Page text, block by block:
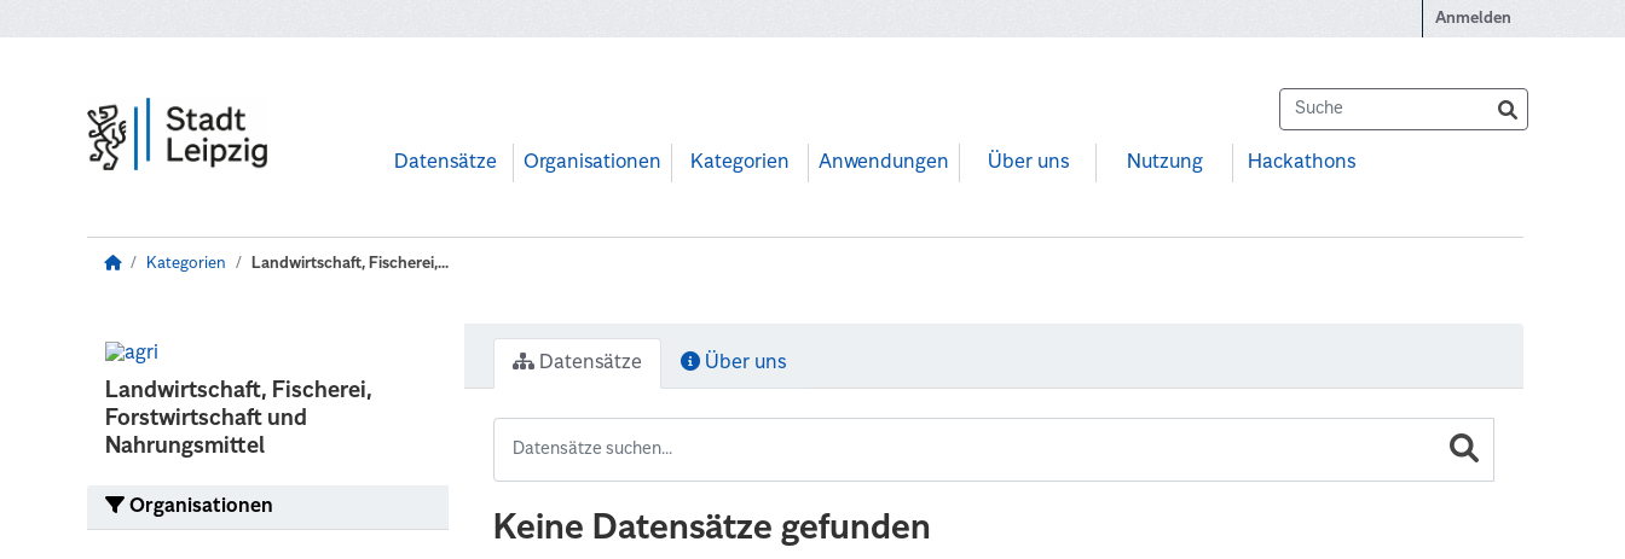
Anmelden
Datensätze Organisationen Kategorien Anwendungen Über uns Nutzung Hackathons
Kategorien Landwirtschaft, Fischerei,...
Landwirtschaft, Fischerei,
Forstwirtschaft und
Nahrungsmittel
Organisationen
Datensätze Über uns
Keine Datensätze gefunden